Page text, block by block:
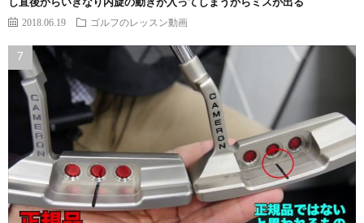
し直後からいきなり内旋の動きが入ってしまうからミスが出る
2018.06.19 ゴルフのレッスン動画